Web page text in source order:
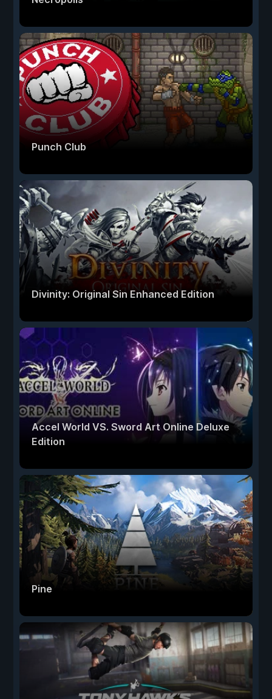
Punch Club
Divinity: Original Sin Enhanced Edition
Accel World VS. Sword Art Online Deluxe
Edition
Pine